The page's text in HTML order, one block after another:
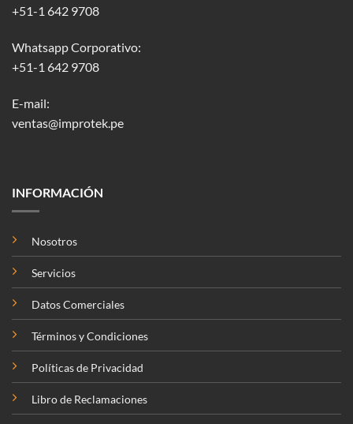
+51-1 642 9708
Whatsapp Corporativo:
+51-1 642 9708
E-mail:
ventas@improtek.pe
INFORMACIÓN
Nosotros
Servicios
Datos Comerciales
Términos y Condiciones
Políticas de Privacidad
Libro de Reclamaciones